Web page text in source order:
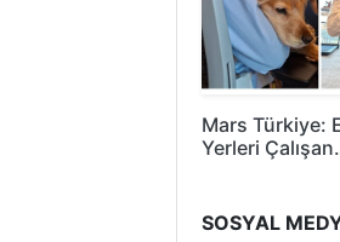
Mars Türkiye:
Yerleri
SOSYAL